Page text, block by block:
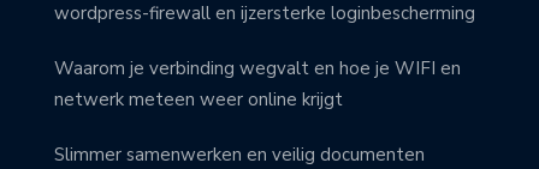
wordpress-firewall en ijzersterke loginbescherming
Waarom je verbinding wegvalt en hoe je WIFI en
netwerk meteen weer online krijgt
Slimmer samenwerken en veilig documenten